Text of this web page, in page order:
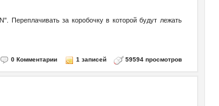
за коробочку в которой будут лежать
0 Комментарии 1 записей 59594 просмотров